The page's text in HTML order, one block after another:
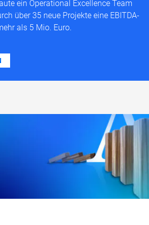
ein Operational Excellence Team
über 35 neue Projekte eine EBITDA-
als 5 Mio. Euro.